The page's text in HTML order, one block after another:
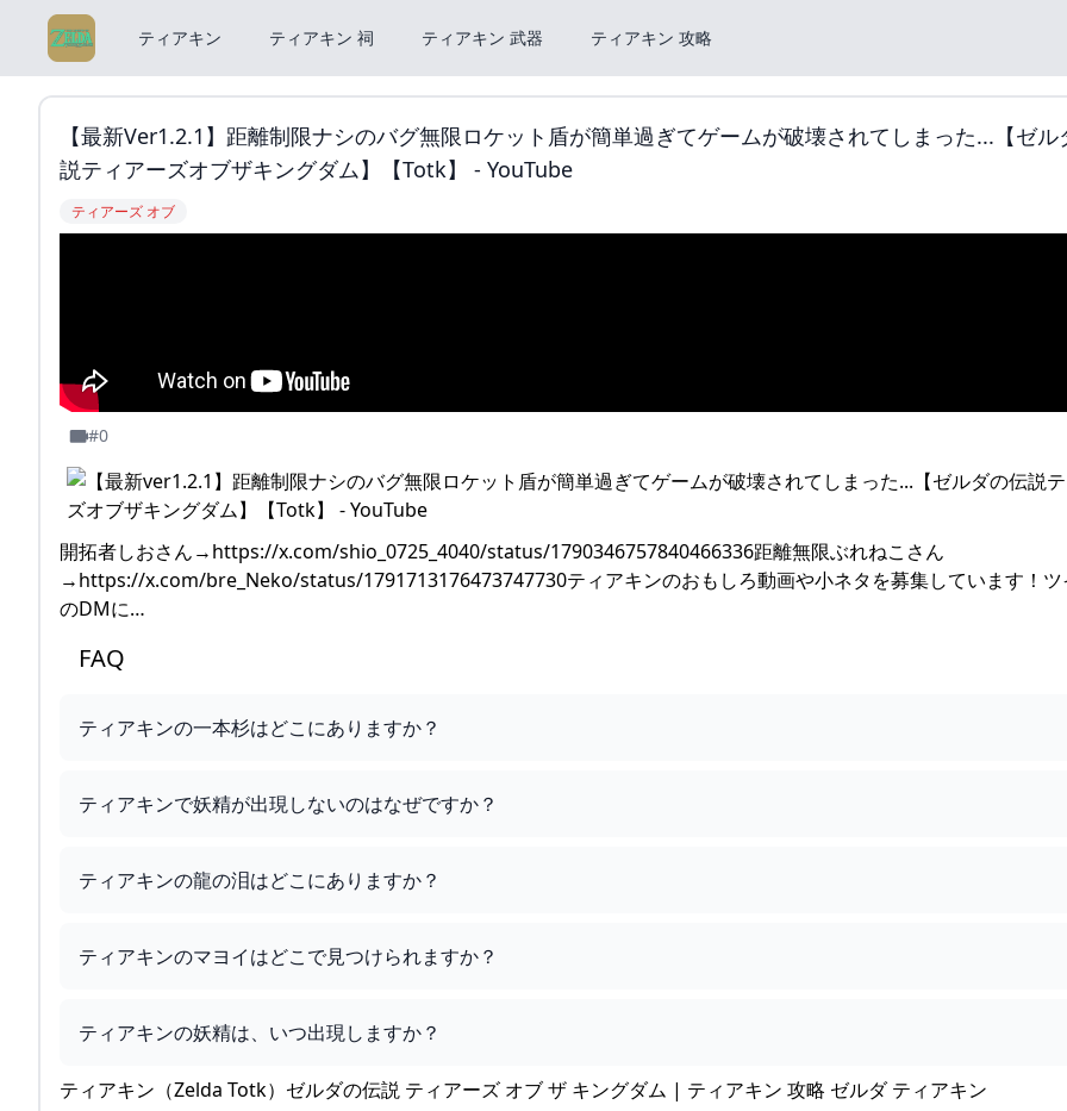
ティアキン ティアキン 祠 ティアキン 武器 ティアキン 攻略
【最新ver1.2.1】距離制限ナシのバグ無限ロケット盾が簡単過ぎてゲームが破壊されてしまった...【ゼル
説ティアーズオブザキングダム】【Totk】 - YouTube
ティアーズ オブ
#0
開拓者しおさん→https://x.com/shio_0725_4040/status/1790346757840466336距離無限ぶれねこさん
→https://x.com/bre_Neko/status/1791713176473747730ティアキンのおもしろ動画や小ネタを募集しています！ツ
のDMに…
FAQ
ティアキンの一本杉はどこにありますか？
ティアキンで妖精が出現しないのはなぜですか？
ティアキンの龍の泪はどこにありますか？
ティアキンのマヨイはどこで見つけられますか？
ティアキンの妖精は、いつ出現しますか？
ティアキン（Zelda Totk）ゼルダの伝説 ティアーズ オブ ザ キングダム | ティアキン 攻略 ゼルダ ティアキン